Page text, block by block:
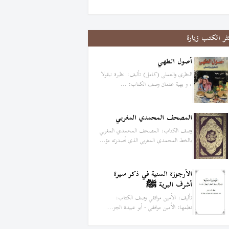
الكتب زيارة
أصول الطهي
النظري والعملي (كامل) تأليف: نظيرة نيقولا
، و بهية عثمان وصف الكتاب: …
المصحف المحمدي المغربي
وصف الكتاب: المصحف المحمدي المغربي
بالخط المحمدي المغربي الذي أصدرته مؤ…
الأرجوزة السنية في ذكر سيرة
أشرف البرية ﷺ
تأليف: الأمين موافقي وصف الكتاب:
نظمها: الأمين موافقي - أبو عبيدة الجز…